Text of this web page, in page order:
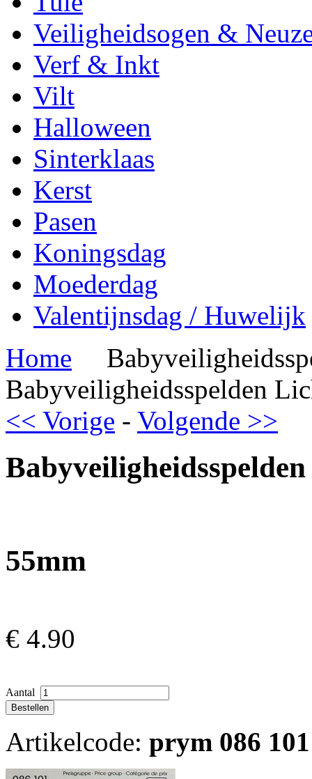
Veiligheidsogen &
Verf & Inkt
Vilt
Halloween
Sinterklaas
Kerst
Pasen
Koningsdag
Moederdag
Valentijnsdag / Huwelijk
Home
Babyveiligheidsspelden
<< Vorige - Volgende >>
55mm
€ 4.90
Aantal
Artikelcode: prym 086